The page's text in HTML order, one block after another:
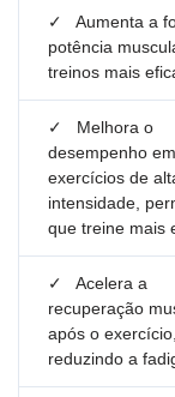
✓
Aumenta a
potência
treinos mais
✓
Melhora o
desempenho em
exercícios de
intensidade,
que treine mais
✓
Acelera a
recuperação
após o exercício,
reduzindo a